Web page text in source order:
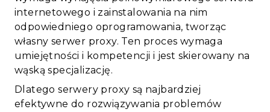
internetowego i zainstalowania na nim
odpowiedniego oprogramowania, tworząc
własny serwer proxy. Ten proces wymaga
umiejętności i kompetencji i jest skierowany na
wąską specjalizację.
Dlatego serwery proxy są najbardziej
efektywne do rozwiązywania problemów